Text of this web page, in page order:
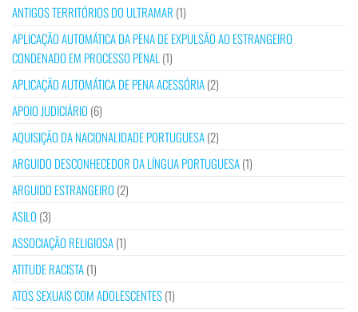
ANTIGOS TERRITÓRIOS DO ULTRAMAR (1)
APLICAÇÃO AUTOMÁTICA DA PENA DE EXPULSÃO AO ESTRANGEIRO
CONDENADO EM PROCESSO PENAL (1)
APLICAÇÃO AUTOMÁTICA DE PENA ACESSÓRIA(2)
APOIO JUDICIÁRIO (6)
AQUISIÇÃO DA NACIONALIDADE PORTUGUESA(2)
ARGUIDO DESCONHECEDOR DA LÍNGUA PORTUGUESA(1)
ARGUIDO ESTRANGEIRO (2)
ASILO (3)
ASSOCIAÇÃO RELIGIOSA(1)
ATITUDE RACISTA(1)
ATOS SEXUAIS COM ADOLESCENTES(1)